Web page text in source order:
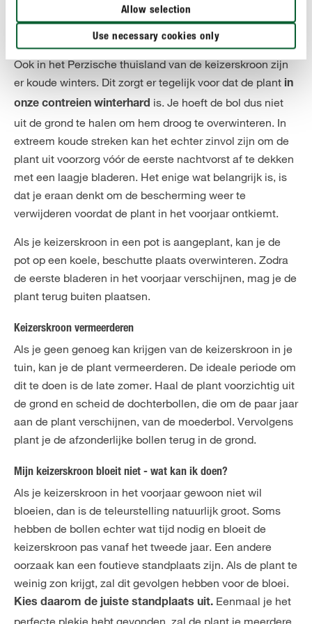
Allow selection
Use necessary cookies only
voorkeur niet in de buurt van kleine kinderen.
Is de keizerskroon winterhard?
Ook in het Perzische thuisland van de keizerskroon zijn
er koude winters. Dit zorgt er tegelijk voor dat de plant in
onze contreien winterhard is. Je hoeft de bol dus niet
uit de grond te halen om hem droog te overwinteren. In
extreem koude streken kan het echter zinvol zijn om de
plant uit voorzorg vóór de eerste nachtvorst af te dekken
met een laagje bladeren. Het enige wat belangrijk is, is
dat je eraan denkt om de bescherming weer te
verwijderen voordat de plant in het voorjaar ontkiemt.
Als je keizerskroon in een pot is aangeplant, kan je de
pot op een koele, beschutte plaats overwinteren. Zodra
de eerste bladeren in het voorjaar verschijnen, mag je de
plant terug buiten plaatsen.
Keizerskroon vermeerderen
Als je geen genoeg kan krijgen van de keizerskroon in je
tuin, kan je de plant vermeerderen. De ideale periode om
dit te doen is de late zomer. Haal de plant voorzichtig uit
de grond en scheid de dochterbollen, die om de paar jaar
aan de plant verschijnen, van de moederbol. Vervolgens
plant je de afzonderlijke bollen terug in de grond.
Mijn keizerskroon bloeit niet - wat kan ik doen?
Als je keizerskroon in het voorjaar gewoon niet wil
bloeien, dan is de teleurstelling natuurlijk groot. Soms
hebben de bollen echter wat tijd nodig en bloeit de
keizerskroon pas vanaf het tweede jaar. Een andere
oorzaak kan een foutieve standplaats zijn. Als de plant te
weinig zon krijgt, zal dit gevolgen hebben voor de bloei.
Kies daarom de juiste standplaats uit. Eenmaal je het